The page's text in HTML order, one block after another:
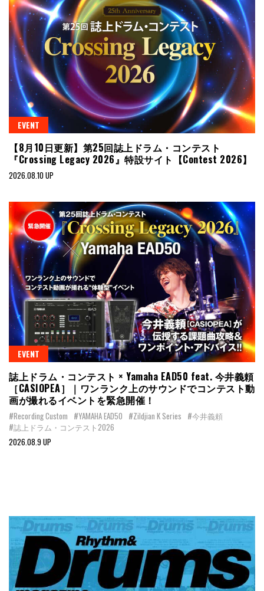
EVENT
【8月10日更新】第25回誌上ドラム・コンテスト
『Crossing Legacy 2026』特設サイト【Contest 2026】
2026.08.10 UP
EVENT
誌上ドラム・コンテスト × Yamaha EAD50 feat. 今井義頼
［CASIOPEA］｜ワンランク上のサウンドでコンテスト動
画が撮れるイベントを緊急開催！
#Recording Custom #YAMAHA EAD50 #Zildjian K Series #今井義頼
#誌上ドラム・コンテスト2026
2026.08.9 UP